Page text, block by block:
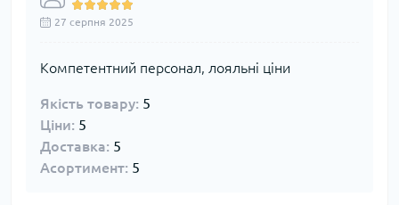
27 серпня 2025
Компетентний персонал, лояльні ціни
Якість товару: 5
Ціни: 5
Доставка: 5
Асортимент: 5